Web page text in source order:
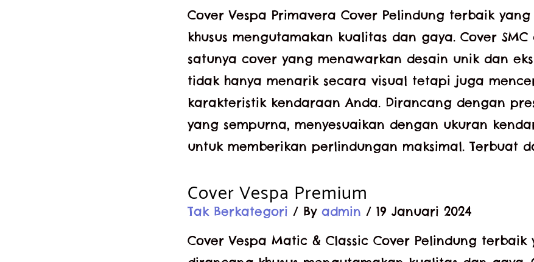
Cover Vespa Primavera Cover Pelindung terbaik
khusus mengutamakan kualitas dan gaya. Cover
satunya cover yang menawarkan desain unik dan
tidak hanya menarik secara visual tetapi juga
karakteristik kendaraan Anda. Dirancang dengan
yang sempurna, menyesuaikan dengan ukuran
untuk memberikan perlindungan maksimal. Terbuat
Cover Vespa Premium
Tak Berkategori / By admin / 19 Januari 2024
Cover Vespa Matic & Classic Cover Pelindung terbaik